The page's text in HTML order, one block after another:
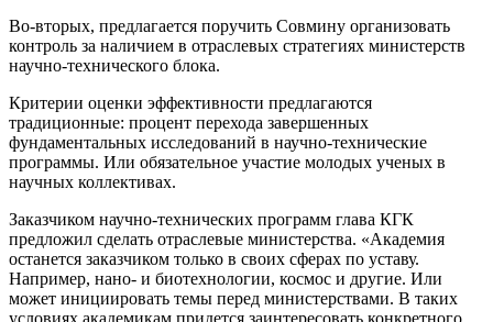
Во-вторых, предлагается поручить Совмину организовать
контроль за наличием в отраслевых стратегиях министерств
научно-технического блока.
Критерии оценки эффективности предлагаются
традиционные: процент перехода завершенных
фундаментальных исследований в научно-технические
программы. Или обязательное участие молодых ученых в
научных коллективах.
Заказчиком научно-технических программ глава КГК
предложил сделать отраслевые министерства. «Академия
останется заказчиком только в своих сферах по уставу.
Например, нано- и биотехнологии, космос и другие. Или
может инициировать темы перед министерствами. В таких